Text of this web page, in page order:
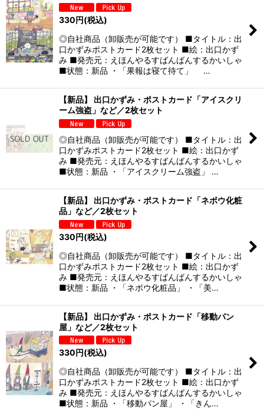
330円(税込)
◎自社商品（卸販売が可能です） ■タイトル：出
口かずみポストカード2枚セット ■絵：出口かず
み ■発売元：えほんやるすばんばんするかいしゃ
■状態：新品 ・「果報は寝て待て」 …
【新品】 出口かずみ・ポストカード「アイスクリ
ーム強盗」など／2枚セット
◎自社商品（卸販売が可能です） ■タイトル：出
口かずみポストカード2枚セット ■絵：出口かず
み ■発売元：えほんやるすばんばんするかいしゃ
■状態：新品 ・「アイスクリーム強盗」 …
【新品】 出口かずみ・ポストカード「ネボウ化粧
品」など／2枚セット
330円(税込)
◎自社商品（卸販売が可能です） ■タイトル：出
口かずみポストカード2枚セット ■絵：出口かず
み ■発売元：えほんやるすばんばんするかいしゃ
■状態：新品 ・「ネボウ化粧品」 ・「美…
【新品】 出口かずみ・ポストカード「移動パン
屋」など／2枚セット
330円(税込)
◎自社商品（卸販売が可能です） ■タイトル：出
口かずみポストカード2枚セット ■絵：出口かず
み ■発売元：えほんやるすばんばんするかいしゃ
■状態：新品 ・「移動パン屋」 ・「きん…